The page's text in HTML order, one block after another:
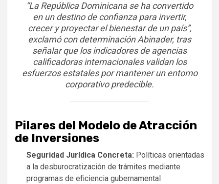
“La República Dominicana se ha convertido
en un destino de confianza para invertir,
crecer y proyectar el bienestar de un país”,
exclamó con determinación Abinader, tras
señalar que los indicadores de agencias
calificadoras internacionales validan los
esfuerzos estatales por mantener un entorno
corporativo predecible.
Pilares del Modelo de Atracción
de Inversiones
Seguridad Jurídica Concreta: Políticas orientadas
a la desburocratización de trámites mediante
programas de eficiencia gubernamental